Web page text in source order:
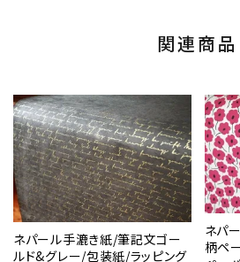
関連商品
ネパール手漉き紙/筆記文ゴー
ルド&グレー/包装紙/ラッピング
ネパ
柄ペ